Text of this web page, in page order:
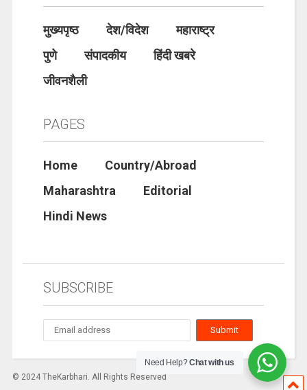
मुख्यपृष्ठ देश/विदेश
महाराष्ट्र
पुणे
संपादकीय
हिंदी खबरे
जीवनशैली
PAGES
Home
Country/Abroad
Maharashtra
Editorial
Hindi News
SUBSCRIBE
© 2024 TheKarbhari. All Rights Reserved
Need Help?Chat with us